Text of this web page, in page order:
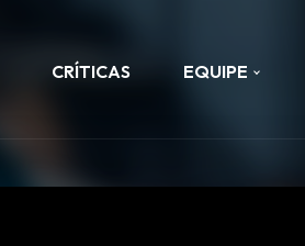
CRÍTICAS EQUIPE